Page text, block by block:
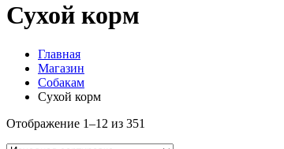
Сухой корм
Главная
Магазин
Собакам
Сухой корм
Отображение 1–12 из 351